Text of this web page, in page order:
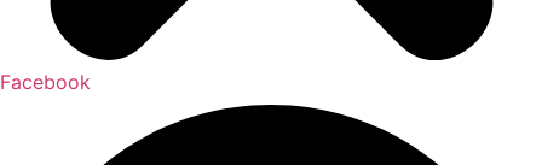
Facebook